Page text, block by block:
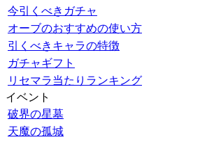
今引くべきガチャ
オーブのおすすめの使い方
引くべきキャラの特徴
ガチャギフト
リセマラ当たりランキング
イベント
破界の星墓
天魔の孤城